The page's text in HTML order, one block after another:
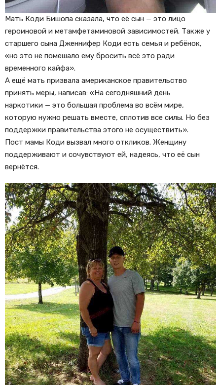
Мать Коди Бишопа сказала, что её сын — это лицо
героиновой и метамфетаминовой зависимостей. Также у
старшего сына Дженнифер Коди есть семья и ребёнок,
«но это не помешало ему бросить всё это ради
временного кайфа».
А ещё мать призвала американское правительство
принять меры, написав: «На сегодняшний день
наркотики — это большая проблема во всём мире,
которую нужно решать вместе, сплотив все силы. Но без
поддержки правительства этого не осуществить».
Пост мамы Коди вызвал много откликов. Женщину
поддерживают и сочувствуют ей, надеясь, что её сын
вернётся.